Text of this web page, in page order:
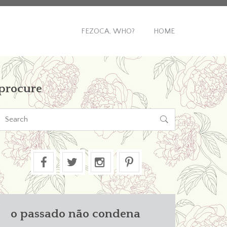
FEZOCA, WHO? HOME

o passado não condena